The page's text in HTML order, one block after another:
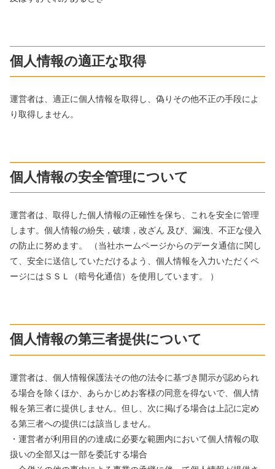
個人情報の適正な取得
運営者は、適正に個人情報を取得し、偽りその他不正の手段によ
り取得しません。
個人情報の安全管理について
運営者は、取得した個人情報の正確性を保ち、これを安全に管理
します。個人情報の紛失，破壊，改ざん 及び、漏洩、不正な侵入
の防止に努めます。 （当社ホームページからのデータ通信に関し
て、安全に送信していただけるよう、個人情報を入力いただくペ
ージにはＳＳＬ（暗号化通信）を使用しています。 ）
個人情報の第三者提供について
運営者は、個人情報保護法その他の法令に基づき開示が認められ
る場合を除くほか、あらかじめお客様の同意を得ないで、個人情
報を第三者に提供しません。但し、次に掲げる場合は上記に定め
る第三者への提供には該当しません。
・運営者が利用目的の達成に必要な範囲内において個人情報の取
扱いの全部又は一部を委託する場合